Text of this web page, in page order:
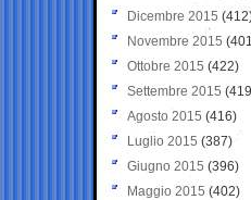
Dicembre 2015
Novembre 2015
Ottobre 2015 (422)
Settembre 2015
Agosto 2015 (416)
Luglio 2015 (387)
Giugno 2015 (396)
Maggio 2015 (402)